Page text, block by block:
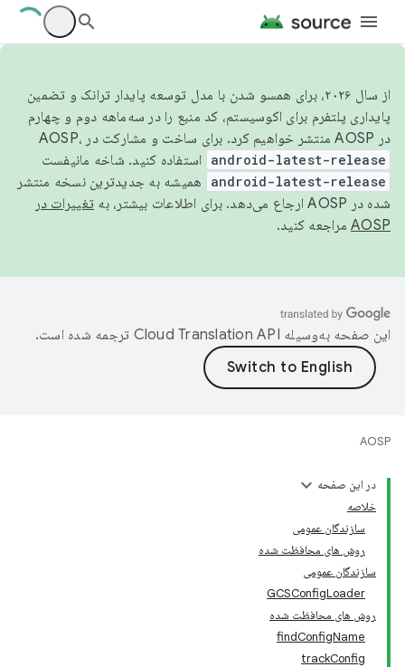
از سال ۲۰۲۶، برای همسو شدن با مدل توسعه پایدار ترانک و تضمین
پایداری پلتفرم برای اکوسیستم، کد منبع را در سه‌ماهه دوم و چهارم
در AOSP منتشر خواهیم کرد. برای ساخت و مشارکت در AOSP،
android-latest-release استفاده کنید. شاخه مانیفست
android-latest-release
همیشه به جدیدترین نسخه منتشر
شده در AOSP ارجاع می‌دهد. برای اطلاعات بیشتر، به
تغییرات در
AOSP مراجعه کنید.
این صفحه به‌وسیله ترجمه شده است.
AOSP
در این صفحه
خلاصه
سازندگان عمومی
روش های محافظت شده
سازندگان عمومی
GCSConfigLoader
روش های محافظت شده
findConfigName
trackConfig